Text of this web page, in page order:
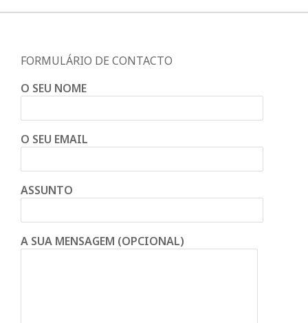
FORMULÁRIO DE CONTACTO
O SEU NOME
O SEU EMAIL
ASSUNTO
A SUA MENSAGEM (OPCIONAL)